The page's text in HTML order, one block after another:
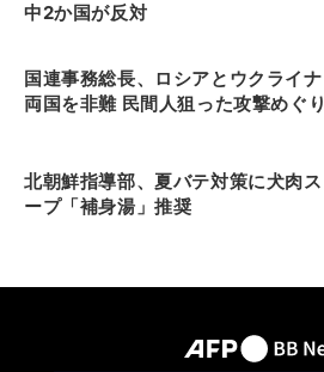
中2か国が反対
国連事務総長、ロシアとウクライナ
両国を非難 民間人狙った攻撃めぐり
北朝鮮指導部、夏バテ対策に犬肉ス
ープ「補身湯」推奨